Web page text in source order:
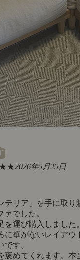
2026年5月25日
テリア」を手に取り
でした。
を運び購入しました
に壁がないレイアウ
す。
褒めてくれます。本